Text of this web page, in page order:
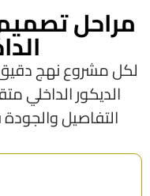
مراحل
لكل مشروع نهج
الديكور الداخلي
التفاصيل